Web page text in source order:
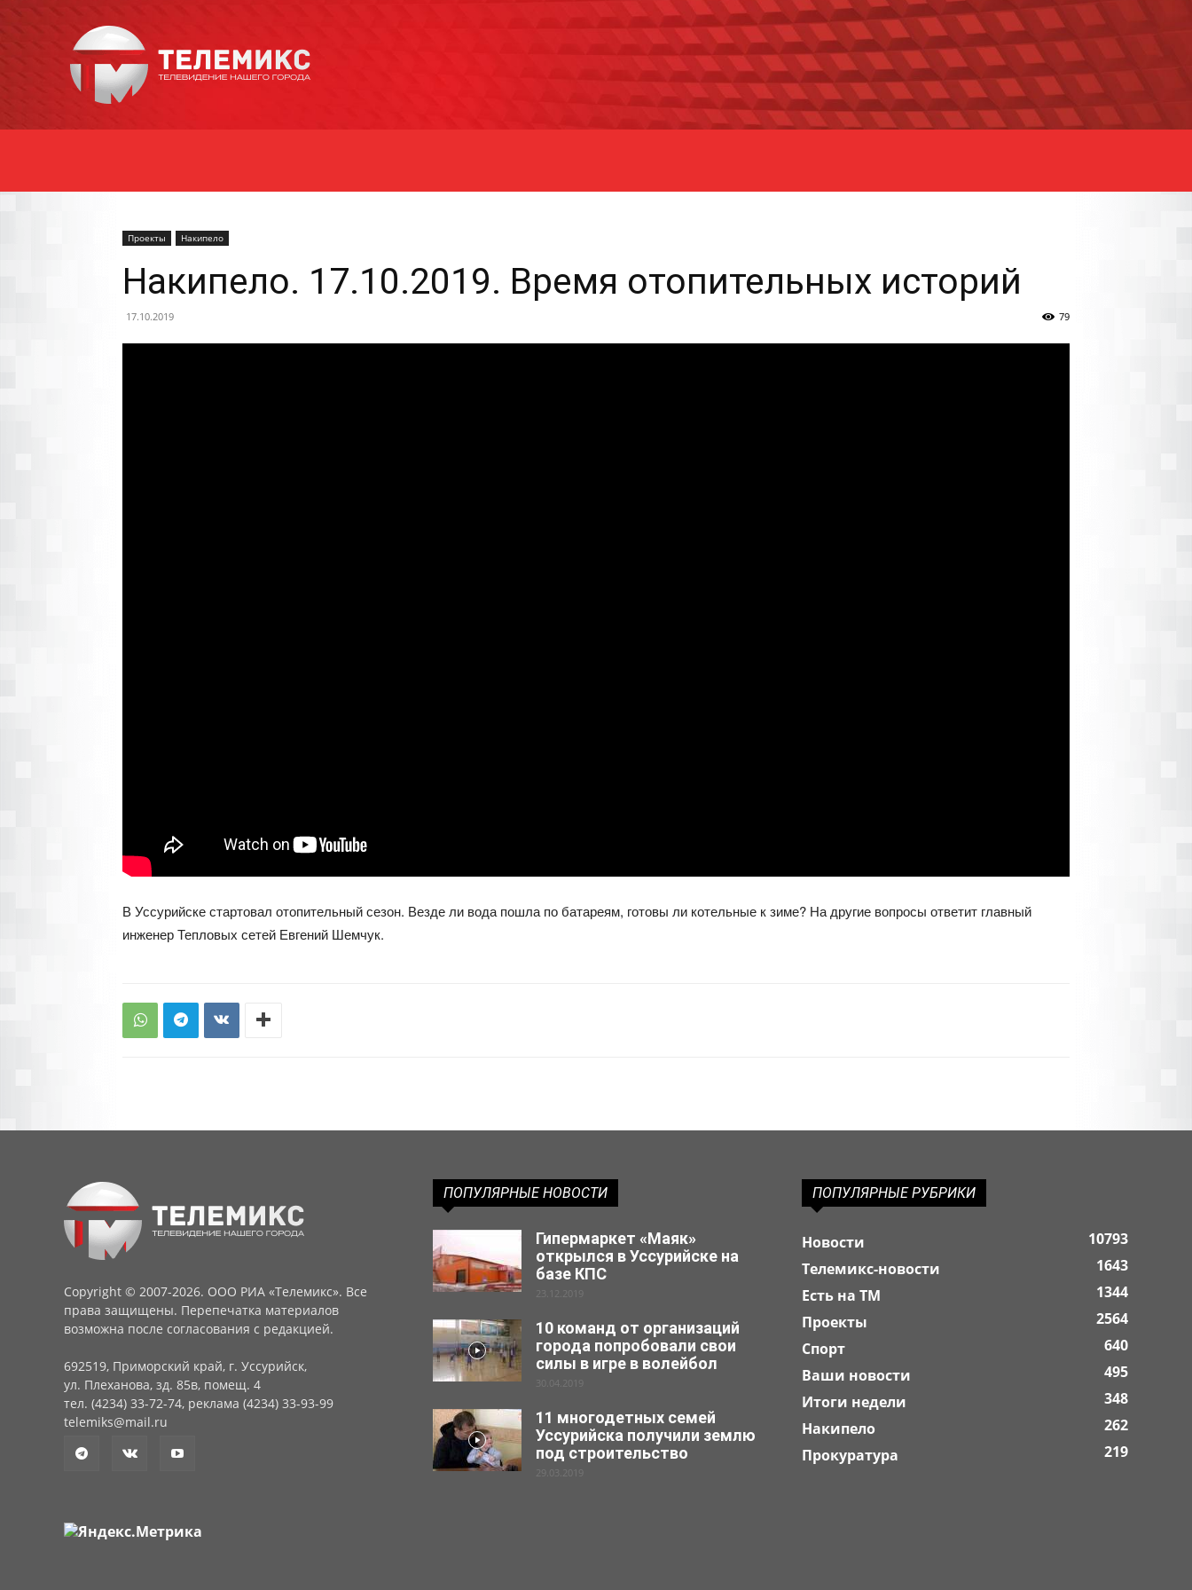
Уссурийска
Проекты Накипело
Накипело. 17.10.2019. Время отопительных историй
17.10.2019 79
В Уссурийске стартовал отопительный сезон. Везде ли вода пошла по батареям, готовы ли котельные к зиме? На другие вопросы ответит главный
инженер Тепловых сетей Евгений Шемчук.
Copyright © 2007-2026. ООО РИА «Телемикс». Все
права защищены. Перепечатка материалов
возможна после согласования с редакцией.
692519, Приморский край, г. Уссурийск,
ул. Плеханова, зд. 85в, помещ. 4
тел. (4234) 33-72-74, реклама (4234) 33-93-99
telemiks@mail.ru
ПОПУЛЯРНЫЕ НОВОСТИ
Гипермаркет «Маяк»
открылся в Уссурийске на
базе КПС
23.12.2019
10 команд от организаций
города попробовали свои
силы в игре в волейбол
30.04.2019
11 многодетных семей
Уссурийска получили землю
под строительство
29.03.2019
ПОПУЛЯРНЫЕ РУБРИКИ
Новости
10793
Телемикс-новости
1643
Есть на ТМ
1344
Проекты
2564
Спорт
640
Ваши новости
495
Итоги недели
348
Накипело
262
Прокуратура
219